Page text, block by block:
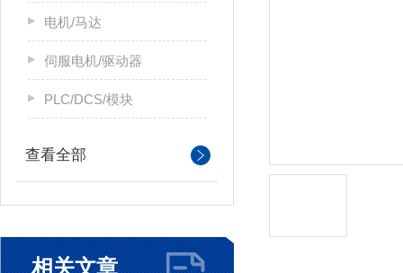
电机/马达
伺服电机/驱动器
PLC/DCS/模块
查看全部
相关文章